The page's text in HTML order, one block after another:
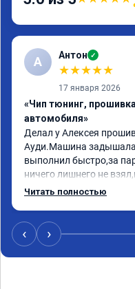
А Антон ✓
★★★★★
17 января 2026
«Чип тюнинг,
автомобиля»
Делал у Алексея
Ауди.Машина
выполнил быстро,за
ничего лишнего не
договаривались
поломки
Алексея как грамотного
Читать полностью
‹ ›